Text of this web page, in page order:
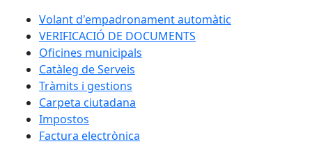
Volant d'empadronament automàtic
VERIFICACIÓ DE DOCUMENTS
Oficines municipals
Catàleg de Serveis
Tràmits i gestions
Carpeta ciutadana
Impostos
Factura electrònica